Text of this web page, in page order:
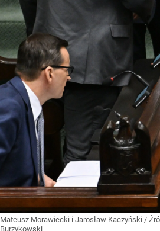
Mateusz Morawiecki i Jarosław Kaczyński /
Burzykowski